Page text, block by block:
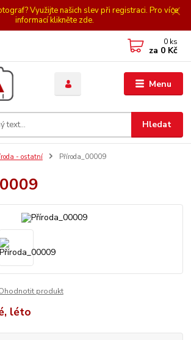
Využijte našich slev při registraci. Pro více
informací klikněte zde.
Menu
Hledat
0 ks
za 0 Kč
- ostatní Příroda_00009
produkt
léto